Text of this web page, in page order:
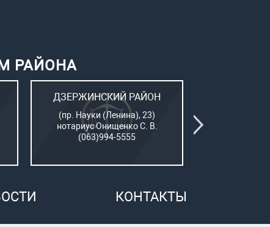
РАЙОНА
ДЗЕРЖИНСКИЙ РАЙОН
(пр. Науки (Ленина), 23)
нотариус Онищенко С. В.
(063)994-5555
КОНТАКТЫ